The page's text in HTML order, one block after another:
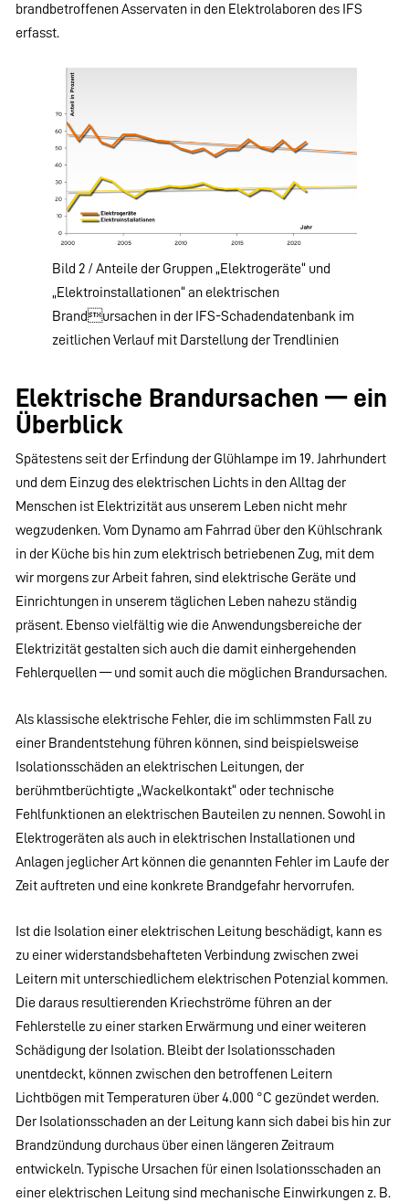
brandbetroffenen Asservaten in den Elektrolaboren des IFS
erfasst.
Bild 2 / Anteile der Gruppen „Elektrogeräte“ und
„Elektroinstallationen“ an elektrischen
Brandursachen in der IFS-Schadendatenbank im
zeitlichen Verlauf mit Darstellung der Trendlinien
Elektrische Brandursachen — ein
Überblick
Spätestens seit der Erfindung der Glühlampe im 19. Jahrhundert
und dem Einzug des elektrischen Lichts in den Alltag der
Menschen ist Elektrizität aus unserem Leben nicht mehr
wegzudenken. Vom Dynamo am Fahrrad über den Kühlschrank
in der Küche bis hin zum elektrisch betriebenen Zug, mit dem
wir morgens zur Arbeit fahren, sind elektrische Geräte und
Einrichtungen in unserem täglichen Leben nahezu ständig
präsent. Ebenso vielfältig wie die Anwendungsbereiche der
Elektrizität gestalten sich auch die damit einhergehenden
Fehlerquellen — und somit auch die möglichen Brandursachen.
Als klassische elektrische Fehler, die im schlimmsten Fall zu
einer Brandentstehung führen können, sind beispielsweise
Isolationsschäden an elektrischen Leitungen, der
berühmtberüchtigte „Wackelkontakt“ oder technische
Fehlfunktionen an elektrischen Bauteilen zu nennen. Sowohl in
Elektrogeräten als auch in elektrischen Installationen und
Anlagen jeglicher Art können die genannten Fehler im Laufe der
Zeit auftreten und eine konkrete Brandgefahr hervorrufen.
Ist die Isolation einer elektrischen Leitung beschädigt, kann es
zu einer widerstandsbehafteten Verbindung zwischen zwei
Leitern mit unterschiedlichem elektrischen Potenzial kommen.
Die daraus resultierenden Kriechströme führen an der
Fehlerstelle zu einer starken Erwärmung und einer weiteren
Schädigung der Isolation. Bleibt der Isolationsschaden
unentdeckt, können zwischen den betroffenen Leitern
Lichtbögen mit Temperaturen über 4.000 °C gezündet werden.
Der Isolationsschaden an der Leitung kann sich dabei bis hin zur
Brandzündung durchaus über einen längeren Zeitraum
entwickeln. Typische Ursachen für einen Isolationsschaden an
einer elektrischen Leitung sind mechanische Einwirkungen z. B.